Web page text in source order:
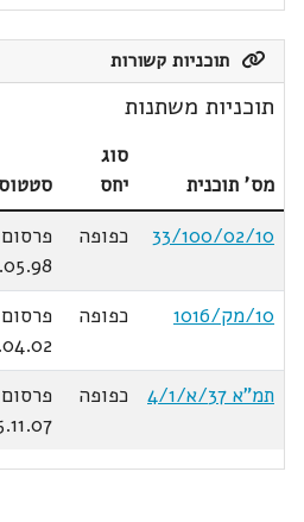
תוכניות קשורות
תוכניות משתנות
מס' תוכנית
סוג
יחס
סטטוס
33/100/02/10
כפופה
10/מק/1016
כפופה
תמ"א 37/א/4/1
כפופה